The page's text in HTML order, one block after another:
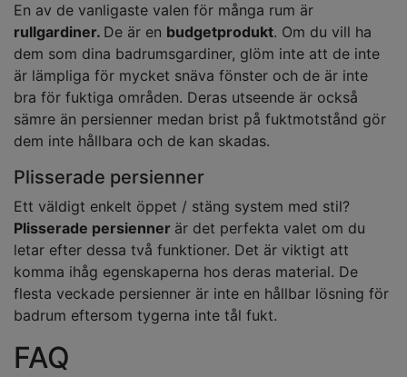
En av de vanligaste valen för många rum är
rullgardiner. De är en budgetprodukt. Om du vill ha
dem som dina badrumsgardiner, glöm inte att de inte
är lämpliga för mycket snäva fönster och de är inte
bra för fuktiga områden. Deras utseende är också
sämre än persienner medan brist på fuktmotstånd gör
dem inte hållbara och de kan skadas.
Plisserade persienner
Ett väldigt enkelt öppet / stäng system med stil?
Plisserade persienner är det perfekta valet om du
letar efter dessa två funktioner. Det är viktigt att
komma ihåg egenskaperna hos deras material. De
flesta veckade persienner är inte en hållbar lösning för
badrum eftersom tygerna inte tål fukt.
FAQ